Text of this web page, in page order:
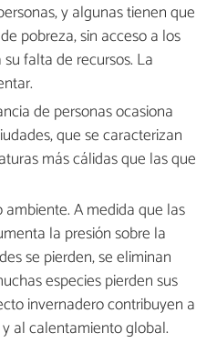
y algunas tienen que
pobreza, sin acceso a los
falta de recursos. La
de personas ocasiona
que se caracterizan
más cálidas que las que
A medida que las
la presión sobre la
se pierden, se eliminan
especies pierden sus
invernadero contribuyen a
al calentamiento global.